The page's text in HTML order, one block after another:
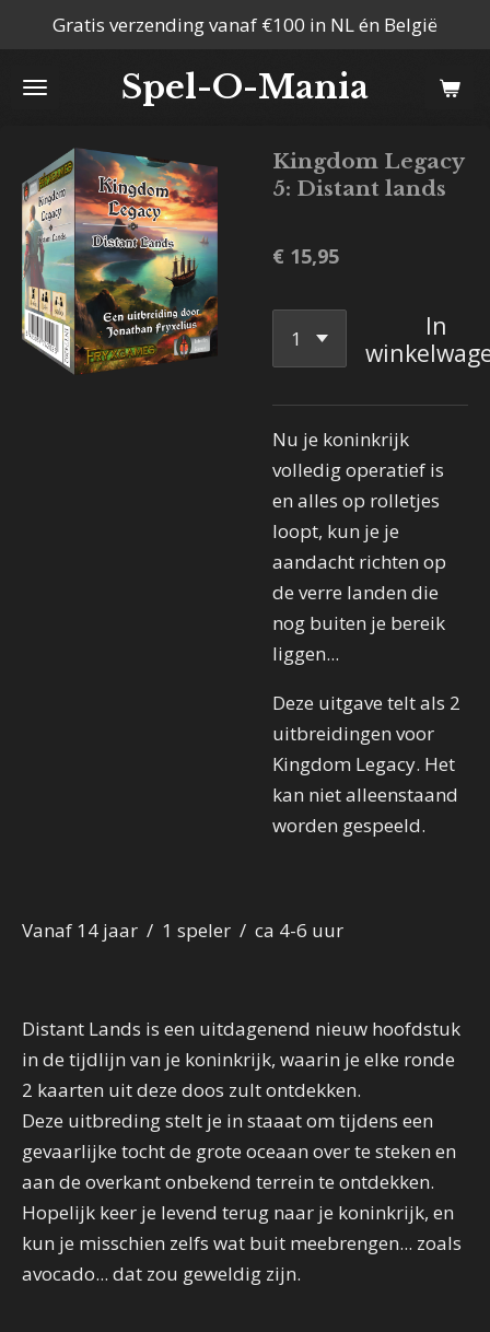
naar
hoofdinhoud
Spel-O-Mania
Gratis verzending vanaf €100 in NL én België
Kingdom Legacy
5: Distant lands
€ 15,95
In
Nu je koninkrijk
volledig operatief is
en alles op rolletjes
loopt, kun je je
aandacht richten op
de verre landen die
nog buiten je bereik
liggen...
Deze uitgave telt als 2
uitbreidingen voor
Kingdom Legacy. Het
kan niet alleenstaand
worden gespeeld.
Vanaf 14 jaar / 1 speler / ca 4-6 uur
Distant Lands is een uitdagenend nieuw hoofdstuk
in de tijdlijn van je koninkrijk, waarin je elke ronde
2 kaarten uit deze doos zult ontdekken.
Deze uitbreding stelt je in staaat om tijdens een
gevaarlijke tocht de grote oceaan over te steken en
aan de overkant onbekend terrein te ontdekken.
Hopelijk keer je levend terug naar je koninkrijk, en
kun je misschien zelfs wat buit meebrengen... zoals
avocado... dat zou geweldig zijn.